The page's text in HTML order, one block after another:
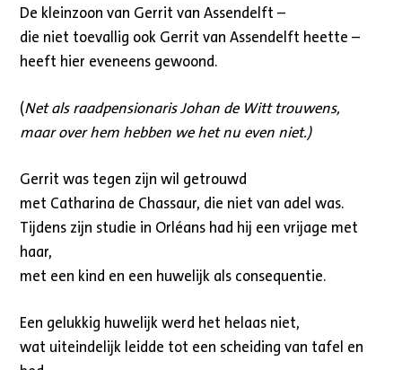
De kleinzoon van Gerrit van Assendelft –
die niet toevallig ook Gerrit van Assendelft heette –
heeft hier eveneens gewoond.
(Net als raadpensionaris Johan de Witt trouwens,
maar over hem hebben we het nu even niet.)
Gerrit was tegen zijn wil getrouwd
met Catharina de Chassaur, die niet van adel was.
Tijdens zijn studie in Orléans had hij een vrijage met
haar,
met een kind en een huwelijk als consequentie.
Een gelukkig huwelijk werd het helaas niet,
wat uiteindelijk leidde tot een scheiding van tafel en